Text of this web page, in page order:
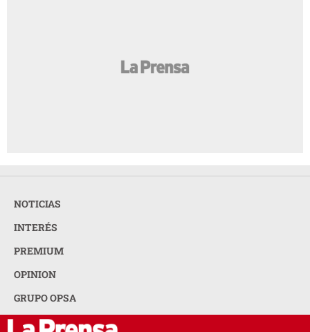
NOTICIAS
INTERÉS
PREMIUM
OPINION
GRUPO OPSA